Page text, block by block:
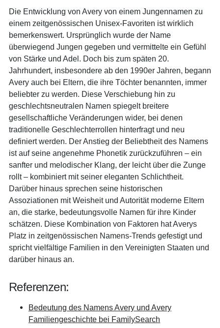
Die Entwicklung von Avery von einem Jungennamen zu
einem zeitgenössischen Unisex-Favoriten ist wirklich
bemerkenswert. Ursprünglich wurde der Name
überwiegend Jungen gegeben und vermittelte ein Gefühl
von Stärke und Adel. Doch bis zum späten 20.
Jahrhundert, insbesondere ab den 1990er Jahren, begann
Avery auch bei Eltern, die ihre Töchter benannten, immer
beliebter zu werden. Diese Verschiebung hin zu
geschlechtsneutralen Namen spiegelt breitere
gesellschaftliche Veränderungen wider, bei denen
traditionelle Geschlechterrollen hinterfragt und neu
definiert werden. Der Anstieg der Beliebtheit des Namens
ist auf seine angenehme Phonetik zurückzuführen – ein
sanfter und melodischer Klang, der leicht über die Zunge
rollt – kombiniert mit seiner eleganten Schlichtheit.
Darüber hinaus sprechen seine historischen
Assoziationen mit Weisheit und Autorität moderne Eltern
an, die starke, bedeutungsvolle Namen für ihre Kinder
schätzen. Diese Kombination von Faktoren hat Averys
Platz in zeitgenössischen Namens-Trends gefestigt und
spricht vielfältige Familien in den Vereinigten Staaten und
darüber hinaus an.
Referenzen:
Bedeutung des Namens Avery und Avery
Familiengeschichte bei FamilySearch